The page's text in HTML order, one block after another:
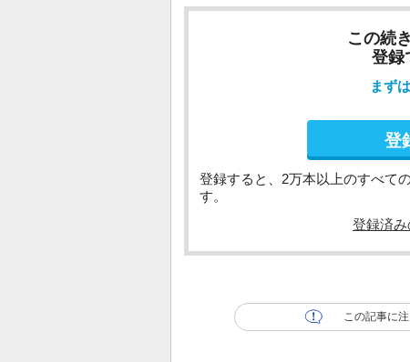
この続
登録
まず
登
登録すると、2万本以上のすべて
す。
登録済
この記事に注